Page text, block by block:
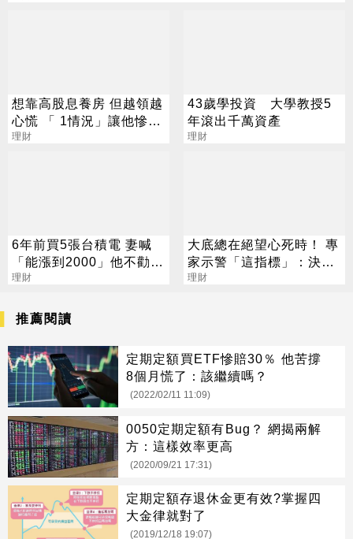
想靠高股息養房 但越領越
心慌 「 1情況」讓他慘變
吃老本
理財
43歲學投資 大學教授5
年滾出千萬資產
理財
6年前買5張台積電 妻喊
「能漲到2000」他不勸阻
全出清：大賺450萬
理財
大底總在絕望心死時！ 專
家示警「這指標」：決定
踩踏崩跌關鍵
理財
推薦閱讀
定期定額買ETF慘賠30％ 他苦撐
8個月慌了：該繼續嗎？
(2022/02/11 11:09)
0050定期定額有Bug？ 網揭兩解
方：這樣效率更高
(2020/09/21 17:31)
定期定額存退休金更有效?掌握四
大金律就對了
(2019/12/18 19:07)